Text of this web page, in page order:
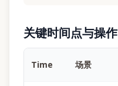
关键时间点与操作
Time 场景